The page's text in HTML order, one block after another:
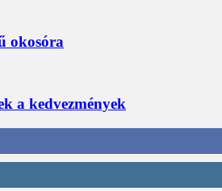
okosóra
a kedvezmények